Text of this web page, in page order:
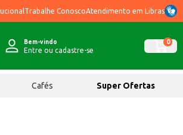
Trabalhe ConoscoAtendimento em Libras
Bem-vindo
Entre ou cadastre-se
0
Cafés Super Ofertas